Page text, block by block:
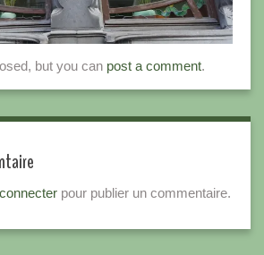
but you can post a comment.
pour publier un commentaire.